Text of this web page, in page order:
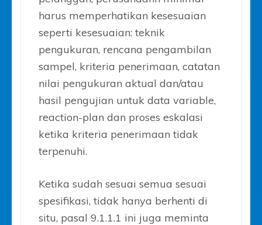
harus memperhatikan kesesuaian
seperti kesesuaian: teknik
pengukuran, rencana pengambilan
sampel, kriteria penerimaan, catatan
nilai pengukuran aktual dan/atau
hasil pengujian untuk data variable,
reaction-plan dan proses eskalasi
ketika kriteria penerimaan tidak
terpenuhi.
Ketika sudah sesuai semua sesuai
spesifikasi, tidak hanya berhenti di
situ, pasal 9.1.1.1 ini juga meminta